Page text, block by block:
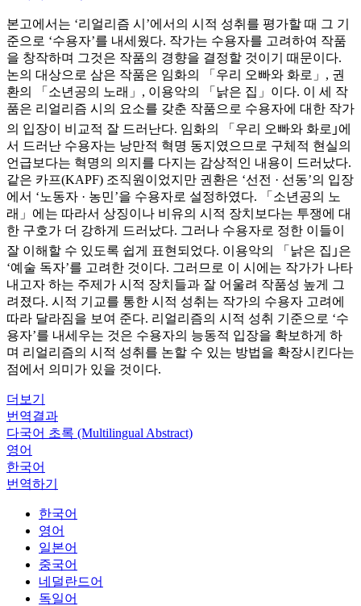
본고에서는 ‘리얼리즘 시’에서의 시적 성취를 평가할 때 그 기
준으로 ‘수용자’를 내세웠다. 작가는 수용자를 고려하여 작품
을 창작하며 그것은 작품의 경향을 결정할 것이기 때문이다.
논의 대상으로 삼은 작품은 임화의 「우리 오빠와 화로」, 권
환의 「소년공의 노래」, 이용악의 「낡은 집」이다. 이 세 작
품은 리얼리즘 시의 요소를 갖춘 작품으로 수용자에 대한 작가
의 입장이 비교적 잘 드러난다. 임화의 「우리 오빠와 화로｣에
서 드러난 수용자는 낭만적 혁명 동지였으므로 구체적 현실의
언급보다는 혁명의 의지를 다지는 감상적인 내용이 드러났다.
같은 카프(KAPF) 조직원이었지만 권환은 ‘선전 · 선동’의 입장
에서 ‘노동자 · 농민’을 수용자로 설정하였다. 「소년공의 노
래」에는 따라서 상징이나 비유의 시적 장치보다는 투쟁에 대
한 구호가 더 강하게 드러났다. 그러나 수용자로 정한 이들이
잘 이해할 수 있도록 쉽게 표현되었다. 이용악의 「낡은 집｣은
‘예술 독자’를 고려한 것이다. 그러므로 이 시에는 작가가 나타
내고자 하는 주제가 시적 장치들과 잘 어울려 작품성 높게 그
려졌다. 시적 기교를 통한 시적 성취는 작가의 수용자 고려에
따라 달라짐을 보여 준다. 리얼리즘의 시적 성취 기준으로 ‘수
용자’를 내세우는 것은 수용자의 능동적 입장을 확보하게 하
며 리얼리즘의 시적 성취를 논할 수 있는 방법을 확장시킨다는
점에서 의미가 있을 것이다.
더보기
번역결과
다국어 초록 (Multilingual Abstract)
영어
한국어
번역하기
한국어
영어
일본어
중국어
네덜란드어
독일어